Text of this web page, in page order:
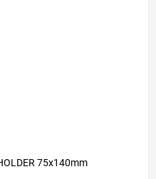
75x140mm